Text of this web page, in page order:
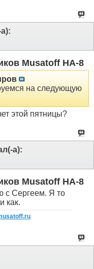
Musatoff HA-8
на следующую
этой пятницы?
а):
Musatoff HA-8
с Сергеем. Я то
как.